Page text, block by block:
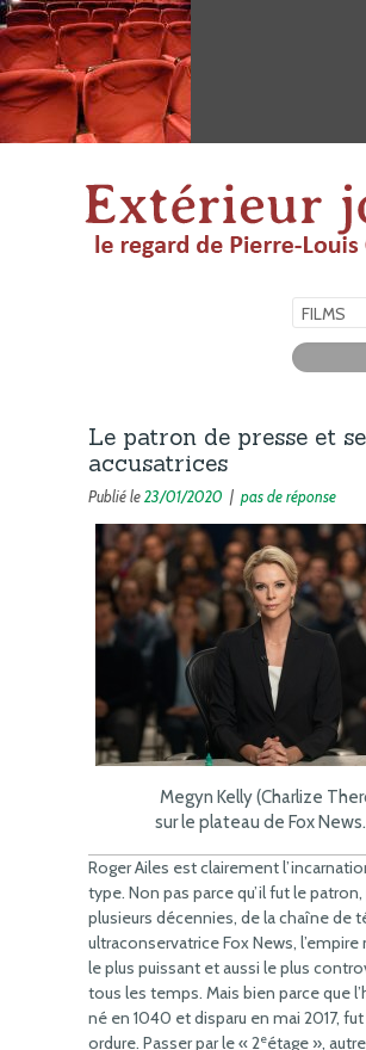
Le patron de presse et
accusatrices
Publié le23/01/2020 | pas de réponse
Megyn Kelly (Charlize
sur le plateau de Fox
Roger Ailes est clairement
type. Non pas parce qu’il fut le
plusieurs décennies, de la chaîne de
ultraconservatrice Fox News,
le plus puissant et aussi le plus
tous les temps. Mais bien parce que
né en 1040 et disparu en mai 2017,
ordure. Passer par le « 2eétage »,